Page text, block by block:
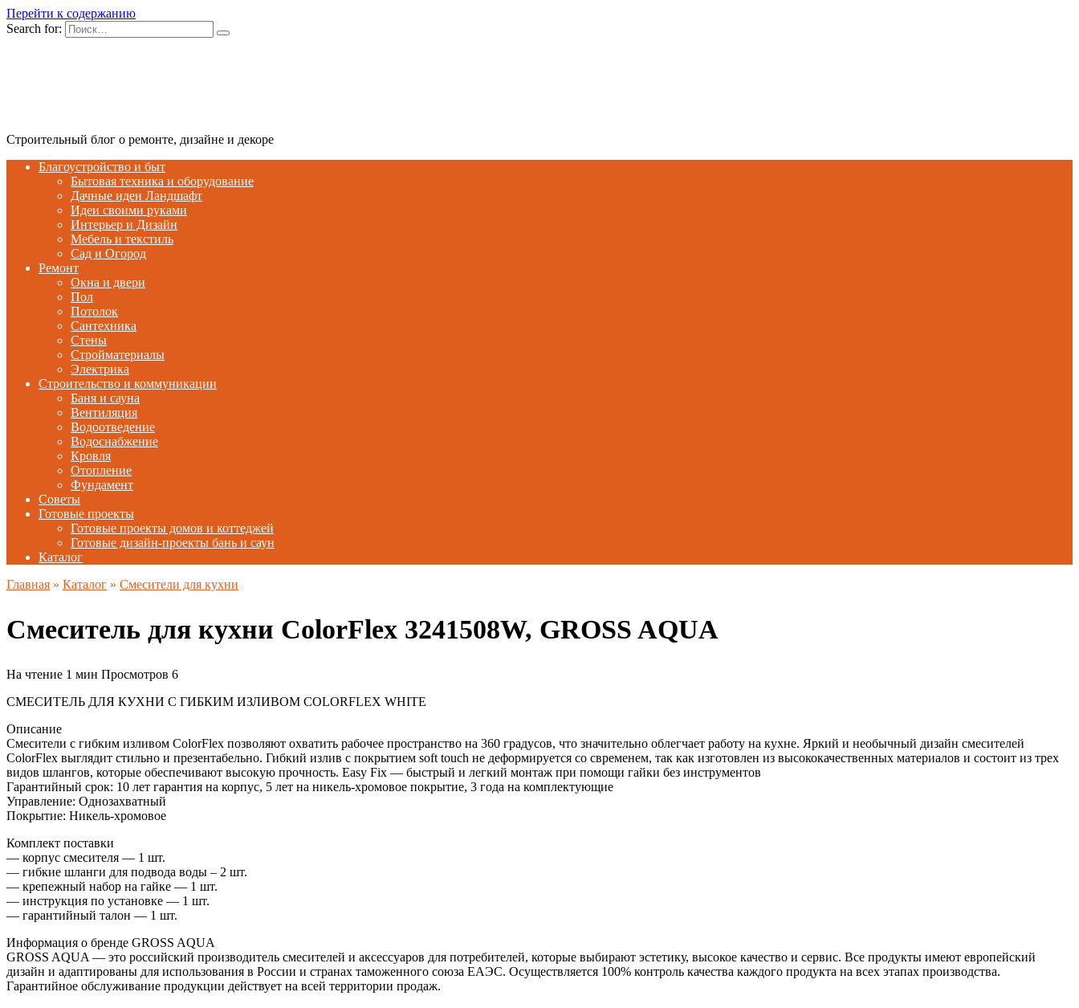
Перейти к содержанию
Search for:
Строительный блог о ремонте, дизайне и декоре
Благоустройство и быт
Бытовая техника и оборудование
Дачные идеи Ландшафт
Идеи своими руками
Интерьер и Дизайн
Мебель и текстиль
Сад и Огород
Ремонт
Окна и двери
Пол
Потолок
Сантехника
Стены
Стройматериалы
Электрика
Строительство и коммуникации
Баня и сауна
Вентиляция
Водоотведение
Водоснабжение
Кровля
Отопление
Фундамент
Советы
Готовые проекты
Готовые проекты домов и коттеджей
Готовые дизайн-проекты бань и саун
Каталог
Главная » Каталог » Смесители для кухни
Смеситель для кухни ColorFlex 3241508W, GROSS AQUA
На чтение 1 мин Просмотров 6
СМЕСИТЕЛЬ ДЛЯ КУХНИ С ГИБКИМ ИЗЛИВОМ COLORFLEX WHITE
Описание
Смесители с гибким изливом ColorFlex позволяют охватить рабочее пространство на 360 градусов, что значительно облегчает работу на кухне. Яркий и необычный дизайн смесителей
ColorFlex выглядит стильно и презентабельно. Гибкий излив с покрытием soft touch не деформируется со свременем, так как изготовлен из высококачественных материалов и состоит из трех
видов шлангов, которые обеспечивают высокую прочность. Easy Fix — быстрый и легкий монтаж при помощи гайки без инструментов
Гарантийный срок: 10 лет гарантия на корпус, 5 лет на никель-хромовое покрытие, 3 года на комплектующие
Управление: Однозахватный
Покрытие: Никель-хромовое
Комплект поставки
— корпус смесителя — 1 шт.
— гибкие шланги для подвода воды – 2 шт.
— крепежный набор на гайке — 1 шт.
— инструкция по установке — 1 шт.
— гарантийный талон — 1 шт.
Информация о бренде GROSS AQUA
GROSS AQUA — это российский производитель смесителей и аксессуаров для потребителей, которые выбирают эстетику, высокое качество и сервис. Все продукты имеют европейский
дизайн и адаптированы для использования в России и странах таможенного союза ЕАЭС. Осуществляется 100% контроль качества каждого продукта на всех этапах производства.
Гарантийное обслуживание продукции действует на всей территории продаж.